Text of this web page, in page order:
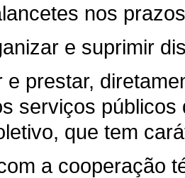
nos
e suprimir
e prestar,
serviços
que tem
a cooperação